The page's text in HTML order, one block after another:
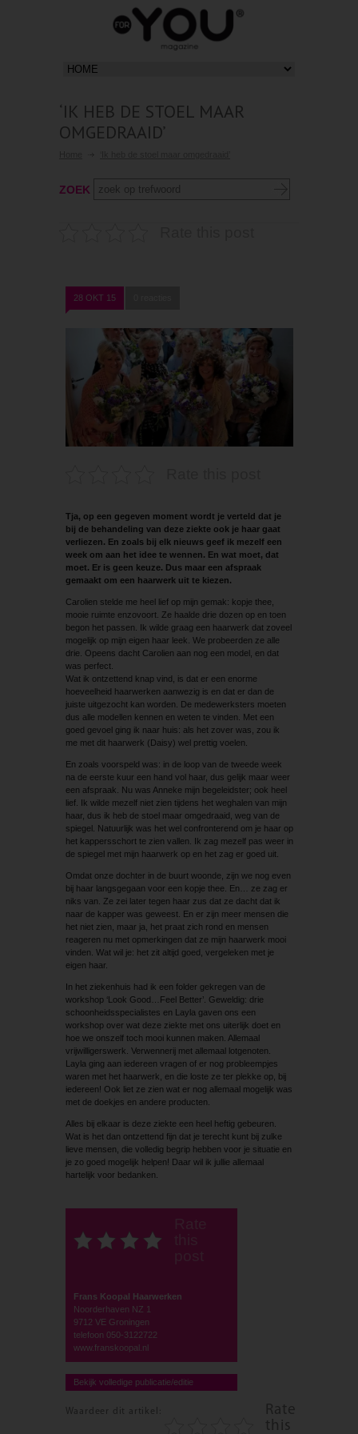
‘IK HEB DE STOEL MAAR
OMGEDRAAID’
ZOEK
28 OKT 15
Tja, op een gegeven moment wordt je verteld dat je
bij de behandeling van deze ziekte ook je haar gaat
verliezen. En zoals bij elk nieuws geef ik mezelf een
week om aan het idee te wennen. En wat moet, dat
moet. Er is geen keuze. Dus maar een afspraak
gemaakt om een haarwerk uit te kiezen.
Carolien stelde me heel lief op mijn gemak: kopje thee,
mooie ruimte enzovoort. Ze haalde drie dozen op en toen
begon het passen. Ik wilde graag een haarwerk dat zoveel
mogelijk op mijn eigen haar leek. We probeerden ze alle
drie. Opeens dacht Carolien aan nog een model, en dat
was perfect.
Wat ik ontzettend knap vind, is dat er een enorme
hoeveelheid haarwerken aanwezig is en dat er dan de
juiste uit­gezocht kan worden. De medewerksters moeten
dus alle modellen kennen en weten te vinden. Met een
goed gevoel ging ik naar huis: als het zover was, zou ik
me met dit haarwerk (Daisy) wel prettig voelen.
En zoals voorspeld was: in de loop van de tweede week
na de eerste kuur een hand vol haar, dus gelijk maar weer
een afspraak. Nu was Anneke mijn begeleidster; ook heel
lief. Ik wilde mezelf niet zien tijdens het weghalen van mijn
haar, dus ik heb de stoel maar omgedraaid, weg van de
spiegel. Natuurlijk was het wel confronterend om je haar op
het kappersschort te zien vallen. Ik zag mezelf pas weer in
de spiegel met mijn haarwerk op en het zag er goed uit.
Omdat onze dochter in de buurt woonde, zijn we nog even
bij haar langsgegaan voor een kopje thee. En… ze zag er
niks van. Ze zei later tegen haar zus dat ze dacht dat ik
naar de kapper was geweest. En er zijn meer mensen die
het niet zien, maar ja, het praat zich rond en mensen
reageren nu met opmerkingen dat ze mijn haarwerk mooi
vinden. Wat wil je: het zit altijd goed, vergeleken met je
eigen haar.
In het ziekenhuis had ik een folder gekregen van de
workshop ‘Look Good…Feel Better’. Geweldig: drie
schoonheidsspecialistes en Layla gaven ons een
workshop over wat deze ziekte met ons uiterlijk doet en
hoe we onszelf toch mooi kunnen maken. Allemaal
vrijwilligerswerk. Verwennerij met allemaal lotgenoten.
Layla ging aan iedereen vragen of er nog probleempjes
waren met het haarwerk, en die loste ze ter plekke op, bij
iedereen! Ook liet ze zien wat er nog allemaal mogelijk was
met de doekjes en andere producten.
Alles bij elkaar is deze ziekte een heel heftig gebeuren.
Wat is het dan ontzettend fijn dat je terecht kunt bij zulke
lieve mensen, die volledig begrip hebben voor je situatie en
je zo goed mogelijk helpen! Daar wil ik jullie allemaal
hartelijk voor bedanken.
Frans Koopal Haarwerken
Noorderhaven NZ 1
9712 VE Groningen
telefoon 050-3122722
www.franskoopal.nl
Bekijk volledige publicatie/editie
Waardeer dit artikel:
Rate
this